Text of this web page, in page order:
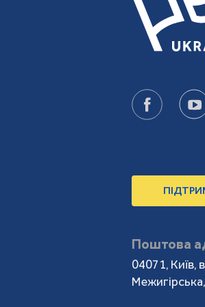
Поштова
04071, Київ,